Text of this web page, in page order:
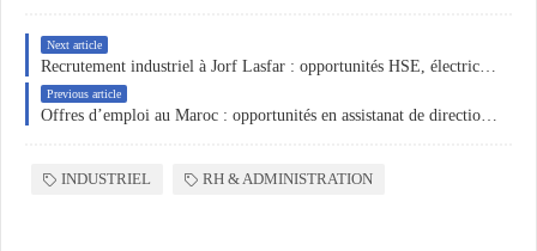
Next article
Previous article
INDUSTRIEL RH & ADMINISTRATION